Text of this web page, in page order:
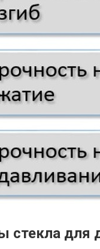
стекла для